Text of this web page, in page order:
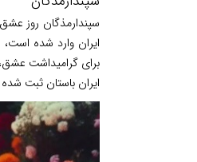
سپندارمذگان روز
ایران وارد شده است،
برای گرامیداشت
ایران باستان ثبت